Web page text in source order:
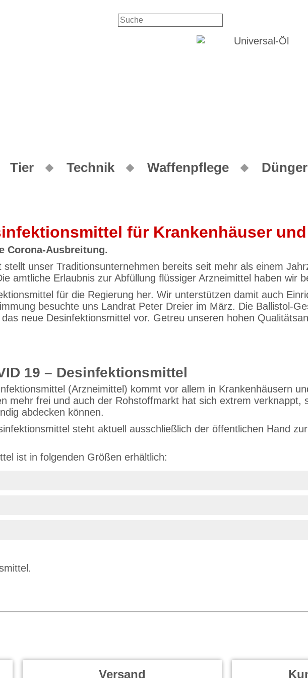
Tier Technik Waffenpflege Dünger
für Krankenhäuser
Corona-Ausbreitung.
unser Traditionsunternehmen bereits seit mehr als einem
amtliche Erlaubnis zur Abfüllung flüssiger Arzneimittel haben wir
für die Regierung her. Wir unterstützen damit auch
besuchte uns Landrat Peter Dreier im März. Die Ballistol-
neue Desinfektionsmittel vor. Getreu unseren hohen
19 – Desinfektionsmittel
(Arzneimittel) kommt vor allem in Krankenhäusern
mehr frei und auch der Rohstoffmarkt hat sich extrem verknappt,
abdecken können.
steht aktuell ausschließlich der öffentlichen Hand
ist in folgenden Größen erhältlich:
Versand